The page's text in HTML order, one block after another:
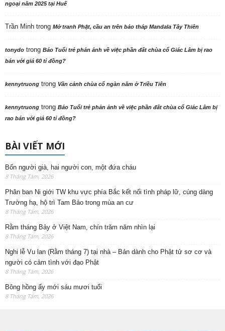
ngoại năm 2025 tại Huế
Trần Minh trong Mở tranh Phật, cầu an trên bảo tháp Mandala Tây Thiên
tonydo trong Báo Tuổi trẻ phản ảnh về việc phần đất chùa cổ Giác Lâm bị rao
bán với giá 60 tỉ đồng?
kennytruong trong Vãn cảnh chùa cổ ngàn năm ở Triều Tiên
kennytruong trong Báo Tuổi trẻ phản ảnh về việc phần đất chùa cổ Giác Lâm bị
rao bán với giá 60 tỉ đồng?
BÀI VIẾT MỚI
Bốn người già, hai người con, một đứa cháu
8 Tháng Tám, 2026
Phân ban Ni giới TW khu vực phía Bắc kết nối tình pháp lữ, cúng dàng
Trường hạ, hộ trì Tam Bảo trong mùa an cư
8 Tháng Tám, 2026
Rằm tháng Bảy ở Việt Nam, chín trăm năm nhìn lại
8 Tháng Tám, 2026
Nghi lễ Vu lan (Rằm tháng 7) tại nhà – Bản dành cho Phật tử sơ cơ và
người có cảm tình với đạo Phật
8 Tháng Tám, 2026
Bông hồng ấy mới sáu mươi tuổi
8 Tháng Tám, 2026